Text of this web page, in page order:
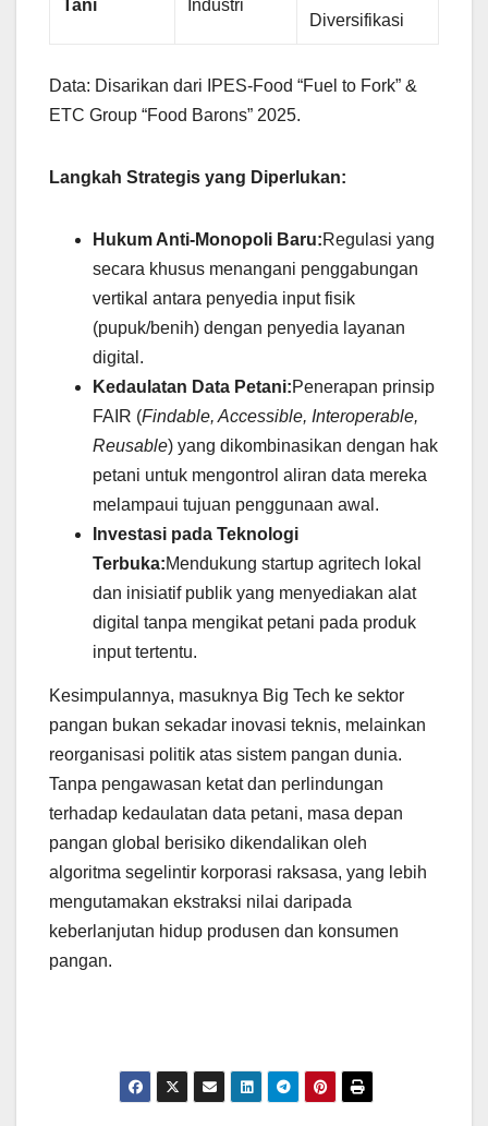
Tani
Industri
Diversifikasi
Data: Disarikan dari IPES-Food “Fuel to Fork” &
ETC Group “Food Barons” 2025.
Langkah Strategis yang Diperlukan:
Hukum Anti-Monopoli Baru:Regulasi yang
secara khusus menangani penggabungan
vertikal antara penyedia input fisik
(pupuk/benih) dengan penyedia layanan
digital.
Kedaulatan Data Petani:Penerapan prinsip
FAIR (Findable, Accessible, Interoperable,
Reusable) yang dikombinasikan dengan hak
petani untuk mengontrol aliran data mereka
melampaui tujuan penggunaan awal.
Investasi pada Teknologi
Terbuka:Mendukung startup agritech lokal
dan inisiatif publik yang menyediakan alat
digital tanpa mengikat petani pada produk
input tertentu.
Kesimpulannya, masuknya Big Tech ke sektor
pangan bukan sekadar inovasi teknis, melainkan
reorganisasi politik atas sistem pangan dunia.
Tanpa pengawasan ketat dan perlindungan
terhadap kedaulatan data petani, masa depan
pangan global berisiko dikendalikan oleh
algoritma segelintir korporasi raksasa, yang lebih
mengutamakan ekstraksi nilai daripada
keberlanjutan hidup produsen dan konsumen
pangan.